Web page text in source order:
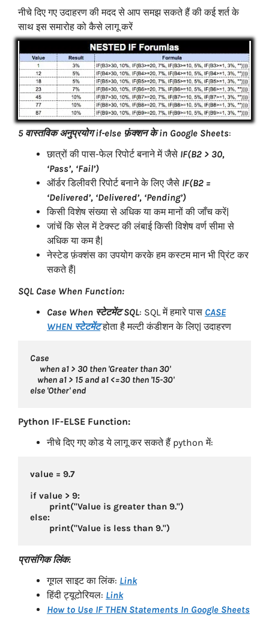
नीचे दिए गए उदाहरण की मदद से आप समझ सकते हैं की कई शर्त के
साथ इस समारोह को कैसे लागू करें
5 वास्तविक अनुप्रयोग if-else फ़ंक्शन के in Google Sheets:
छात्रों की पास-फेल रिपोर्ट बनाने में जैसे IF(B2 > 30,
‘Pass’, ‘Fail’)
ऑर्डर डिलीवरी रिपोर्ट बनाने के लिए जैसे IF(B2 =
‘Delivered’, ‘Delivered’, ‘Pending’)
किसी विशेष संख्या से अधिक या कम मानों की जाँच करें|
जांचें कि सेल में टेक्स्ट की लंबाई किसी विशेष वर्ण सीमा से
अधिक या कम है|
नेस्टेड फ़ंक्शंस का उपयोग करके हम कस्टम मान भी प्रिंट कर
सकते हैं|
SQL Case When Function:
Case When स्टेटमेंट SQL: SQL में हमारे पास CASE
WHEN स्टेटमेंटहोता है मल्टी कंडीशन के लिए| उदाहरण
Case
when a1 > 30 then 'Greater than 30'
    when a1 > 15 and a1 <=30 then '15-30'
else 'Other' end
Python IF-ELSE Function:
नीचे दिए गए कोड ये लागू कर सकते हैं python में:
value = 9.7
if value > 9:
else:
प्रासंगिक लिंक:
गूगल साइट का लिंक: Link
हिंदी ट्यूटोरियल: Link
How to Use IF THEN Statements In Google Sheets